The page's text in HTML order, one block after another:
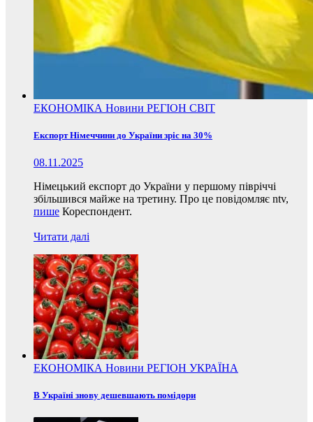
ЕКОНОМІКА Новини РЕГІОН СВІТ
Експорт Німеччини до України зріс на 30%
08.11.2025
Німецький експорт до України у першому півріччі
збільшився майже на третину. Про це повідомляє ntv,
пише Кореспондент.
Читати далі
ЕКОНОМІКА Новини РЕГІОН УКРАЇНА
В Україні знову дешевшають помідори